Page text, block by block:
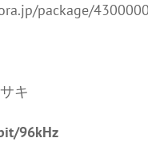
package/
キ
96kHz